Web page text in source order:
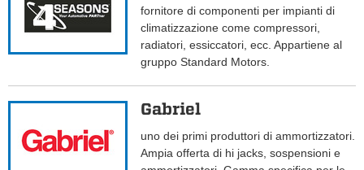
fornitore di componenti per impianti di
climatizzazione come compressori,
radiatori, essiccatori, ecc. Appartiene al
gruppo Standard Motors.
Gabriel
uno dei primi produttori di ammortizzatori.
Ampia offerta di hi jacks, sospensioni e